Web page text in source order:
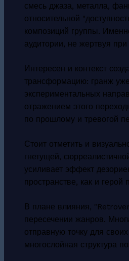
смесь джаза, металла,
относительной
композиций группы.
аудитории, не жертвуя
Интересен и контекст
трансформацию: гранж
экспериментальных
отражением этого
по прошлому и тревогой
Стоит отметить и
гнетущей,
усиливает эффект
пространстве, как и герой
В плане влияния,
пересечении жанров.
отправную точку для
многослойная структура